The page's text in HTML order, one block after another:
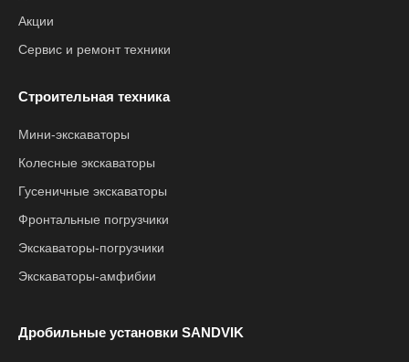
Акции
Сервис и ремонт техники
Строительная техника
Мини-экскаваторы
Колесные экскаваторы
Гусеничные экскаваторы
Фронтальные погрузчики
Экскаваторы-погрузчики
Экскаваторы-амфибии
Дробильные установки SANDVIK